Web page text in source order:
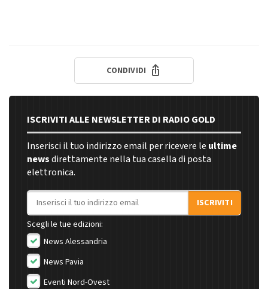
CONDIVIDI
ISCRIVITI ALLE NEWSLETTER DI RADIO GOLD
Inserisci il tuo indirizzo email per ricevere le ultime
newsdirettamente nella tua casella di posta
elettronica.
Indirizzo email
ISCRIVITI
Scegli le tue edizioni:
News Alessandria
News Pavia
Eventi Nord-Ovest